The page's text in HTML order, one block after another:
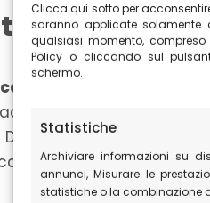
Clicca qui sotto per
saranno applicate solamente
qualsiasi momento,
Policy o cliccando sul
schermo.
Statistiche
Archiviare informazioni su
annunci, Misurare le
statistiche o la combinazione
più richiesti
& Misterino
più autentica,
non perdere anche la
Ravioli ricotta e